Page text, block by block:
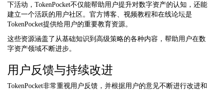
下活动，TokenPocket不仅能帮助用户提升对数字资产的认知，还能
建立一个活跃的用户社区。官方博客、视频教程和在线论坛是
TokenPocket提供给用户的重要教育资源。
这些资源涵盖了从基础知识到高级策略的各种内容，帮助用户在数
字资产领域不断进步。
用户反馈与持续改进
TokenPocket非常重视用户反馈，并根据用户的意见不断进行改进和